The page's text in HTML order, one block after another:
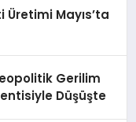
Üretimi Mayıs’ta
Gerilim
Düşüşte